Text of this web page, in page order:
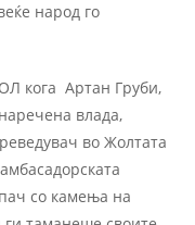
народ го
кога Артан Груби,
влада,
во Жолтата
со камења на